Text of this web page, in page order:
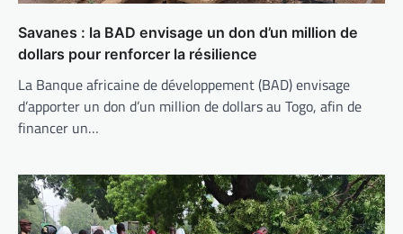
Savanes : la BAD envisage un don d’un million de
dollars pour renforcer la résilience
La Banque africaine de développement (BAD) envisage
d’apporter un don d’un million de dollars au Togo, afin de
financer un…